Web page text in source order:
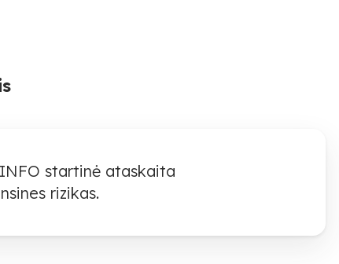
startinė ataskaita
rizikas.